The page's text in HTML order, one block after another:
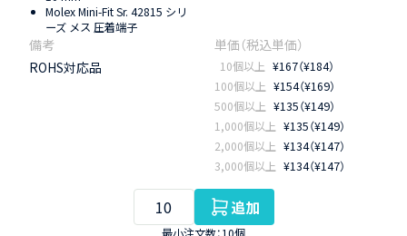
Molex Mini-Fit Sr. 42815 シリ
ーズ メス 圧着端子
ROHS対応品 10個以上 ¥167（¥184）
100個以上 ¥154（¥169）
500個以上 ¥135（¥149）
1,000個以上 ¥135（¥149）
2,000個以上 ¥134（¥147）
3,000個以上 ¥134（¥147）
追加